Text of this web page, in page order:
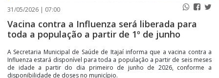
31/05/2026 | 07:00
Vacina contra a Influenza será liberada para
toda a população a partir de 1º de junho
A Secretaria Municipal de Saúde de Itajaí informa que a vacina contra a
Influenza estará disponível para toda a população a partir de seis meses
de idade a partir do dia primeiro de junho de 2026, conforme a
disponibilidade de doses no município.